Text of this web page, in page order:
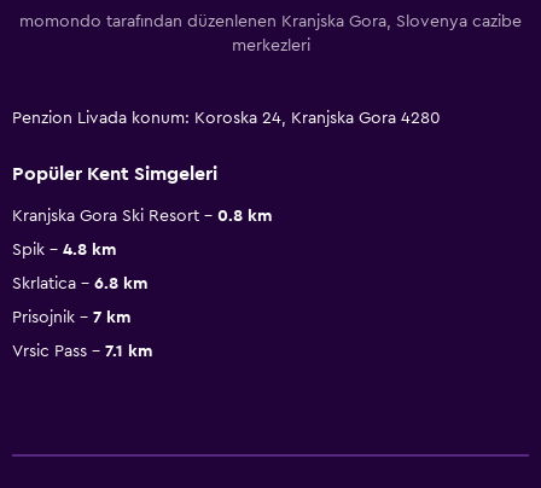
momondo tarafından düzenlenen Kranjska Gora, Slovenya cazibe
merkezleri
Penzion Livada konum: Koroska 24, Kranjska Gora 4280
Popüler Kent Simgeleri
Kranjska Gora Ski Resort
0.8 km
Spik
4.8 km
Skrlatica
6.8 km
Prisojnik
7 km
Vrsic Pass
7.1 km